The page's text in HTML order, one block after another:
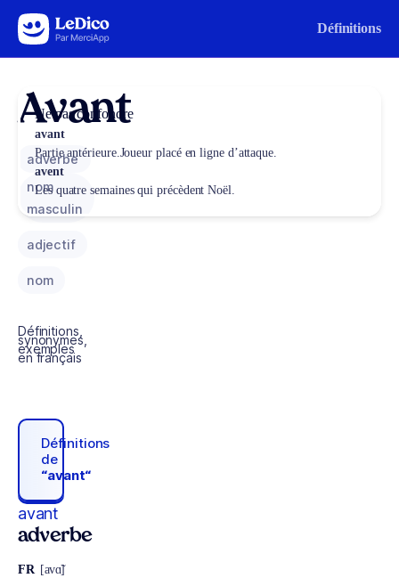
Aller au contenu Définitions
Avant
adverbe
nom
masculin
adjectif
nom
Définitions,
synonymes,
exemples
en français
Définitions
de
“avant“
avant
adverbe
FR [avɑ̃]
Ne pas confondre
avant
Partie antérieure.Joueur placé en ligne d’attaque.
avent
Les quatre semaines qui précèdent Noël.